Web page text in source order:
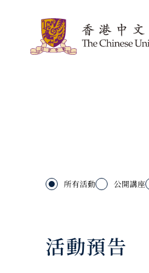
所有活動 公開講座
活動預告